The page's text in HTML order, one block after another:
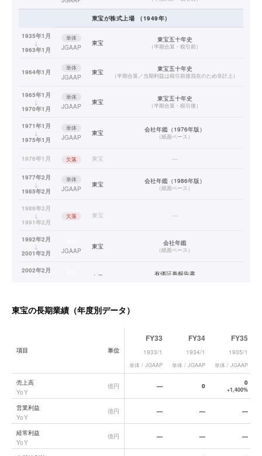
東宝が株式上場 （1949年）
1935年1月
↓
1963年1月
単体
JGAAP
東宝 東宝五十年史
（半期合算・税引前）
1964年1月
単体
JGAAP
東宝 東宝五十年史
（半期合算／当期利益は税引前後混在のため非計上）
1965年1月
↓
1970年1月
単体
JGAAP
東宝 東宝五十年史
（半期合算・税引後）
1971年1月
↓
1975年1月
単体
JGAAP
東宝 会社年鑑（1976年版）
（紙面ベース）
1976年1月 欠落 東宝 —
1977年2月
↓
1985年2月
単体
JGAAP
東宝 会社年鑑（1986年版）
（紙面ベース）
1986年2月
↓
1991年2月
欠落 東宝 —
1992年2月
↓
2001年2月
JGAAP
東宝 会社年鑑
（紙面ベース）
2002年2月
東宝 有価証券報告書
↓
2025年2月
JGAAP
東宝
東宝の長期業績（年度別データ）
東宝 の長期業績データ一覧
項目 単位
FY33
1933/1
単体 / JGAAP
FY34
1934/1
単体 / JGAAP
FY35
1935/1
単体 / JGAAP
売上高
YoY
億円 — 0 0
+1,400%
営業利益
YoY
億円 — — —
経常利益
YoY
億円 — — —